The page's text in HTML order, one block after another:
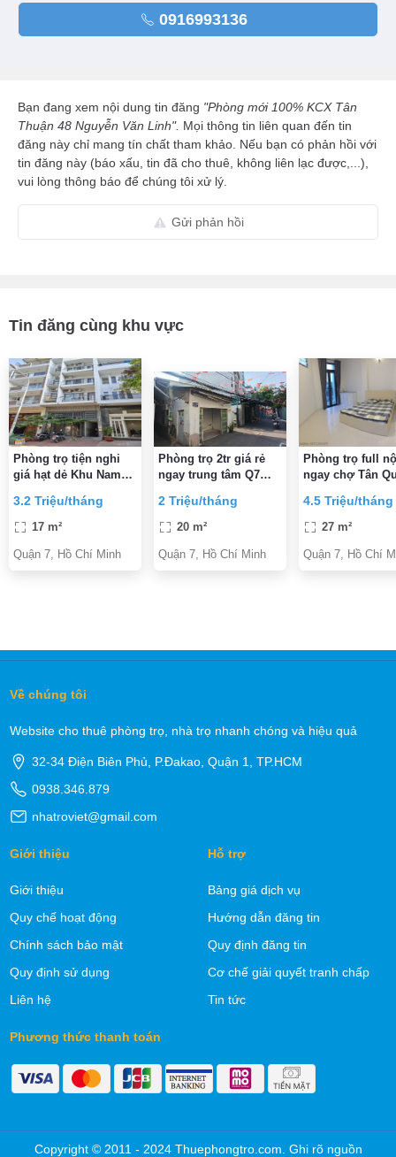
0916993136
Bạn đang xem nội dung tin đăng "Phòng mới 100% KCX Tân
Thuận 48 Nguyễn Văn Linh". Mọi thông tin liên quan đến tin
đăng này chỉ mang tín chất tham khảo. Nếu bạn có phản hồi với
tin đăng này (báo xấu, tin đã cho thuê, không liên lạc được,...),
vui lòng thông báo để chúng tôi xử lý.
Gửi phản hồi
Tin đăng cùng khu vực
Phòng trọ tiện nghi
giá hạt dẻ Khu Nam
Mall, PMH, KCX,
thuận tiện đi trung
3.2 Triệu/tháng
17 m²
Quận 7, Hồ Chí Minh
Phòng trọ 2tr giá rẻ
ngay trung tâm Q7
Vivo City
2 Triệu/tháng
20 m²
Quận 7, Hồ Chí Minh
Phòng trọ full
ngay chợ Tân
ban công)
4.5 Triệu/tháng
27 m²
Quận 7, Hồ Chí
Về chúng tôi
Website cho thuê phòng trọ, nhà trọ nhanh chóng và hiệu quả
32-34 Điện Biên Phủ, P.Đakao, Quận 1, TP.HCM
0938.346.879
nhatroviet@gmail.com
Giới thiệu
Giới thiệu
Quy chế hoạt động
Chính sách bảo mật
Quy định sử dụng
Liên hệ
Hỗ trợ
Bảng giá dịch vụ
Hướng dẫn đăng tin
Quy định đăng tin
Cơ chế giải quyết tranh chấp
Tin tức
Phương thức thanh toán
Copyright © 2011 - 2024 Thuephongtro.com. Ghi rõ nguồn